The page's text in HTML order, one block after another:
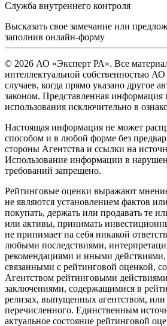
Служба внутреннего контроля
Высказать свое замечание или
заполнив онлайн-форму
© 2026 АО «Эксперт РА». Все
интеллектуальной собственностью
случаев, когда прямо указано другое
законом. Представленная информация
использования исключительно в
Настоящая информация не может
способом и в любой форме без
стороны Агентства и ссылки на
Использование информации в
требований запрещено.
Рейтинговые оценки выражают
не являются установлением фактов
покупать, держать или продавать те
или активы, принимать
не принимает на себя никакой
любыми последствиями,
рекомендациями и иными
связанными с рейтинговой оценкой,
Агентством рейтинговыми
заключениями, содержащимися в
релизах, выпущенных агентством, или
перечисленного. Единственным
актуальное состояние рейтинговой